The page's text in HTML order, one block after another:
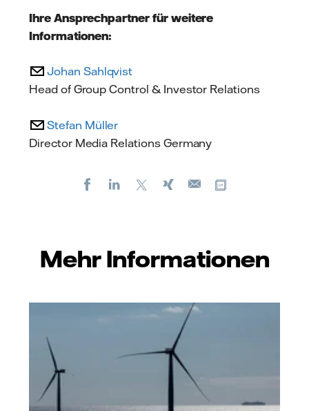
Ihre Ansprechpartner für weitere
Informationen:
Johan Sahlqvist
Head of Group Control & Investor Relations
Stefan Müller
Director Media Relations Germany
FacebookLinkedIn Xing
E-
Mehr Informationen